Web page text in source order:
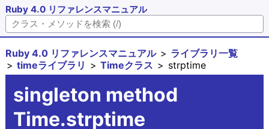
Ruby 4.0 リファレンスマニュアル
Ruby 4.0 リファレンスマニュアル
ライブラリ一覧
timeライブラリ
Timeクラス strptime
singleton method
Time.strptime